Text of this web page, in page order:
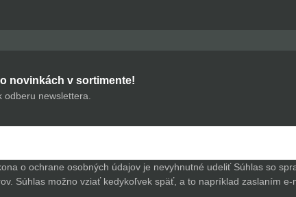
novinkách v sortimente!
odberu newslettera.
o ochrane osobných údajov je nevyhnutné udeliť Súhlas so
Súhlas možno vziať kedykoľvek späť, a to napríklad zaslaním